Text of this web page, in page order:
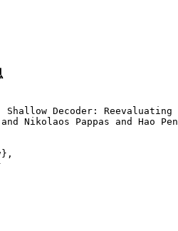
Shallow Decoder:
Nikolaos Pappas and Hao